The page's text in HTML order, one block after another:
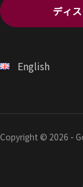
ディ
English
Copyright © 2026 -